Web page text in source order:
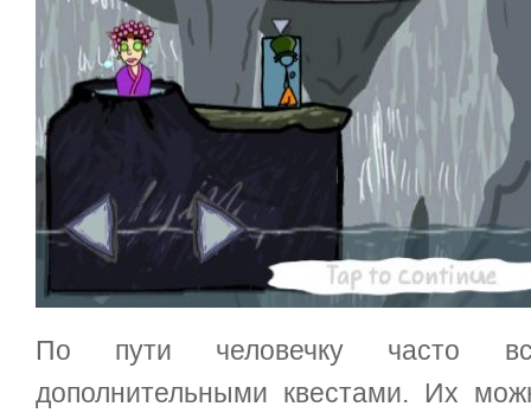
По пути человечку часто
дополнительными квестами. Их